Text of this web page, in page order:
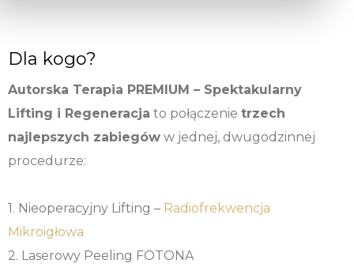
Dla kogo?
Autorska Terapia PREMIUM – Spektakularny
Lifting i Regeneracja to połączenie trzech
najlepszych zabiegów w jednej, dwugodzinnej
procedurze:
1. Nieoperacyjny Lifting – Radiofrekwencja
Mikroigłowa
2. Laserowy Peeling FOTONA